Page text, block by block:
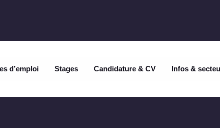
d’emploi Stages Candidature & CV Infos &